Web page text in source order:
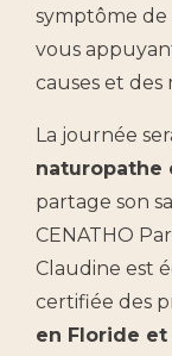
symptôme de
vous
causes et des
La journée
naturopathe
partage son
CENATHO
Claudine est
certifiée des
en Floride